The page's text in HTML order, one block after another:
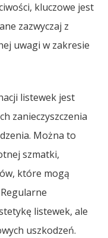
kluczowe jest
zazwyczaj z
uwagi w zakresie
listewek jest
zanieczyszczenia
Można to
szmatki,
które mogą
listewek, ale
uszkodzeń.